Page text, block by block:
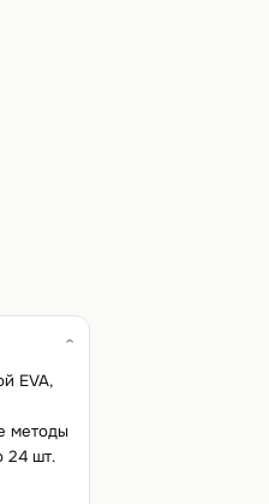
EVA,
методы
24 шт.